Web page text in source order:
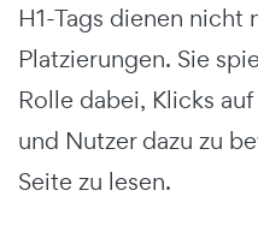
H1-Tags dienen nicht
Platzierungen. Sie
Rolle dabei, Klicks
und Nutzer dazu zu
Seite zu lesen.